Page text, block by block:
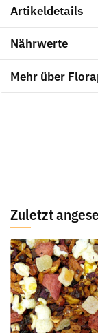
Artikeldetails
Nährwerte
Mehr über
Zuletzt